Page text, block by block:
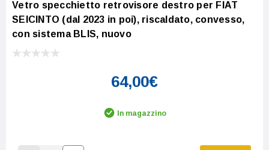
Vetro specchietto retrovisore destro per FIAT
SEICINTO (dal 2023 in poi), riscaldato, convesso,
con sistema BLIS, nuovo
64,00€
In magazzino